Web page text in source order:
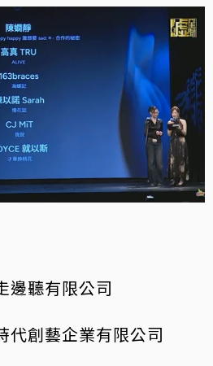
邊聽有限公司
代創藝企業有限公司